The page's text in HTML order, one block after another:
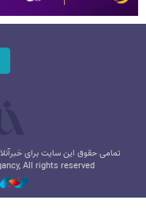
تمامی حقوق این سایت برای
All rights reserved